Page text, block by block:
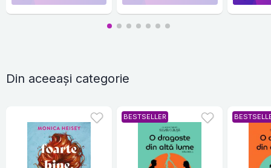
Din aceeași categorie
BESTSELLER